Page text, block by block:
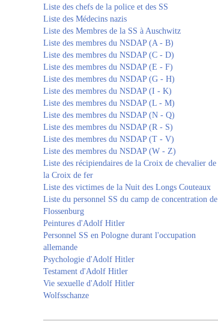
Liste des chefs de la police et des SS
Liste des Médecins nazis
Liste des Membres de la SS à Auschwitz
Liste des membres du NSDAP (A - B)
Liste des membres du NSDAP (C - D)
Liste des membres du NSDAP (E - F)
Liste des membres du NSDAP (G - H)
Liste des membres du NSDAP (I - K)
Liste des membres du NSDAP (L - M)
Liste des membres du NSDAP (N - Q)
Liste des membres du NSDAP (R - S)
Liste des membres du NSDAP (T - V)
Liste des membres du NSDAP (W - Z)
Liste des récipiendaires de la Croix de chevalier de
la Croix de fer
Liste des victimes de la Nuit des Longs Couteaux
Liste du personnel SS du camp de concentration de
Flossenburg
Peintures d'Adolf Hitler
Personnel SS en Pologne durant l'occupation
allemande
Psychologie d'Adolf Hitler
Testament d'Adolf Hitler
Vie sexuelle d'Adolf Hitler
Wolfsschanze